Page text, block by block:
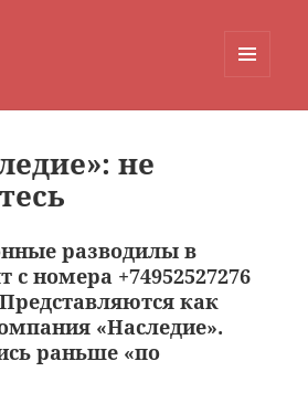
не
разводилы в
с номера +74952527276
Представляются как
«Наследие».
раньше «по